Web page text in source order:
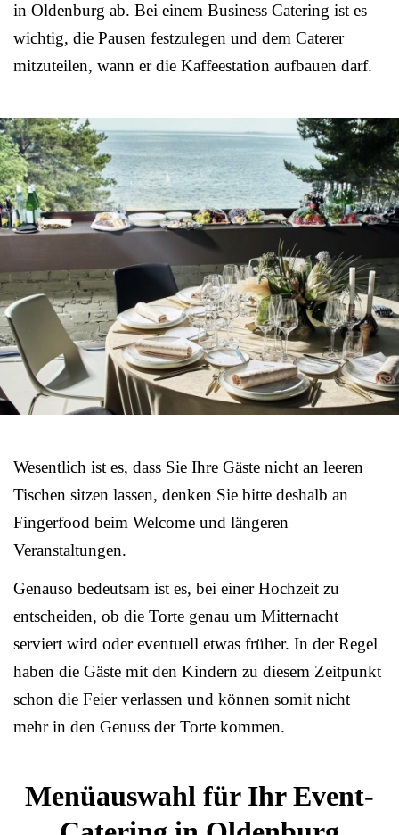
in Oldenburg ab. Bei einem Business Catering ist es
wichtig, die Pausen festzulegen und dem Caterer
mitzuteilen, wann er die Kaffeestation aufbauen darf.
Wesentlich ist es, dass Sie Ihre Gäste nicht an leeren
Tischen sitzen lassen, denken Sie bitte deshalb an
Fingerfood beim Welcome und längeren
Veranstaltungen.
Genauso bedeutsam ist es, bei einer Hochzeit zu
entscheiden, ob die Torte genau um Mitternacht
serviert wird oder eventuell etwas früher. In der Regel
haben die Gäste mit den Kindern zu diesem Zeitpunkt
schon die Feier verlassen und können somit nicht
mehr in den Genuss der Torte kommen.
Menüauswahl für Ihr Event-